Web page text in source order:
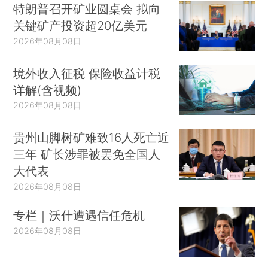
特朗普召开矿业圆桌会 拟向
关键矿产投资超20亿美元
2026年08月08日
境外收入征税 保险收益计税
详解(含视频)
2026年08月08日
贵州山脚树矿难致16人死亡近
三年 矿长涉罪被罢免全国人
大代表
2026年08月08日
专栏｜沃什遭遇信任危机
2026年08月08日